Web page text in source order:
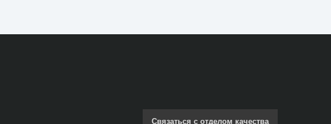
Связаться с отделом качества